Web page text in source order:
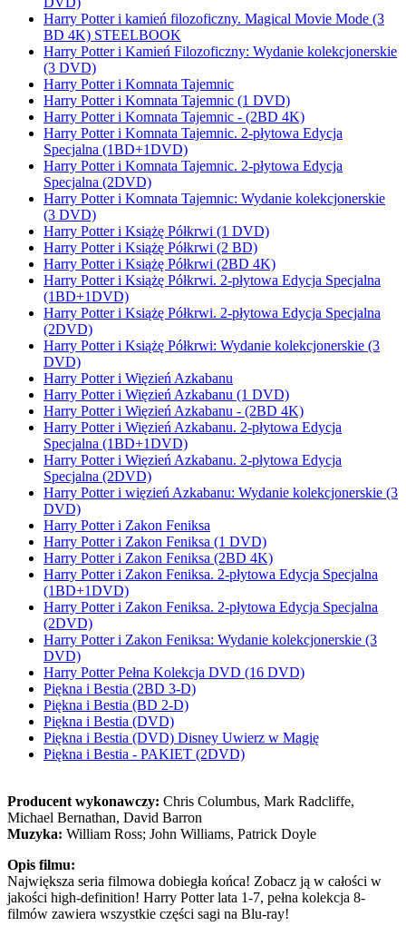
Harry Potter i kamień filozoficzny. Magical Movie Mode (3
BD 4K) STEELBOOK
Harry Potter i Kamień Filozoficzny: Wydanie kolekcjonerskie
(3 DVD)
Harry Potter i Komnata Tajemnic
Harry Potter i Komnata Tajemnic (1 DVD)
Harry Potter i Komnata Tajemnic - (2BD 4K)
Harry Potter i Komnata Tajemnic. 2-płytowa Edycja
Specjalna (1BD+1DVD)
Harry Potter i Komnata Tajemnic. 2-płytowa Edycja
Specjalna (2DVD)
Harry Potter i Komnata Tajemnic: Wydanie kolekcjonerskie
(3 DVD)
Harry Potter i Książę Półkrwi (1 DVD)
Harry Potter i Książę Półkrwi (2 BD)
Harry Potter i Książę Półkrwi (2BD 4K)
Harry Potter i Książę Półkrwi. 2-płytowa Edycja Specjalna
(1BD+1DVD)
Harry Potter i Książę Półkrwi. 2-płytowa Edycja Specjalna
(2DVD)
Harry Potter i Książę Półkrwi: Wydanie kolekcjonerskie (3
DVD)
Harry Potter i Więzień Azkabanu
Harry Potter i Więzień Azkabanu (1 DVD)
Harry Potter i Więzień Azkabanu - (2BD 4K)
Harry Potter i Więzień Azkabanu. 2-płytowa Edycja
Specjalna (1BD+1DVD)
Harry Potter i Więzień Azkabanu. 2-płytowa Edycja
Specjalna (2DVD)
Harry Potter i więzień Azkabanu: Wydanie kolekcjonerskie (3
DVD)
Harry Potter i Zakon Feniksa
Harry Potter i Zakon Feniksa (1 DVD)
Harry Potter i Zakon Feniksa (2BD 4K)
Harry Potter i Zakon Feniksa. 2-płytowa Edycja Specjalna
(1BD+1DVD)
Harry Potter i Zakon Feniksa. 2-płytowa Edycja Specjalna
(2DVD)
Harry Potter i Zakon Feniksa: Wydanie kolekcjonerskie (3
DVD)
Harry Potter Pełna Kolekcja DVD (16 DVD)
Piękna i Bestia (2BD 3-D)
Piękna i Bestia (BD 2-D)
Piękna i Bestia (DVD)
Piękna i Bestia (DVD) Disney Uwierz w Magię
Piękna i Bestia - PAKIET (2DVD)
Producent wykonawczy: Chris Columbus, Mark Radcliffe,
Michael Bernathan, David Barron
Muzyka: William Ross; John Williams, Patrick Doyle
Opis filmu:
Największa seria filmowa dobiegła końca! Zobacz ją w całości w
jakości high-definition! Harry Potter lata 1-7, pełna kolekcja 8-
filmów zawiera wszystkie części sagi na Blu-ray!